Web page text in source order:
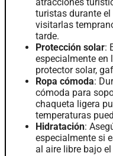
atracciones
turistas durante
visitarlas
tarde.
Protección solar:
especialmente en
protector solar,
Ropa cómoda:
cómoda para
chaqueta ligera
temperaturas
Hidratación:
especialmente si
al aire libre bajo el